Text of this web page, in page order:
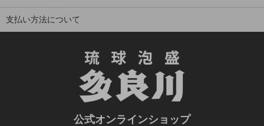
支払い方法について
公式オンラインショップ